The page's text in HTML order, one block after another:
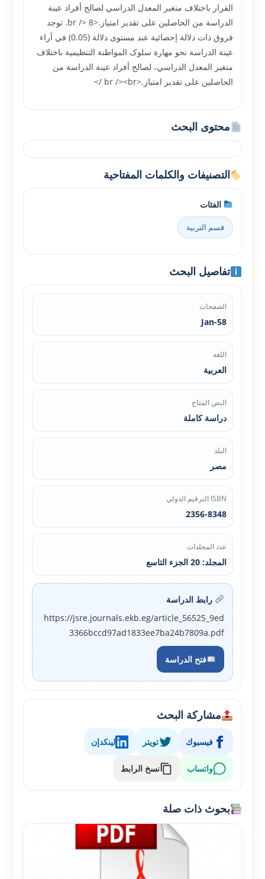
القرار باختلاف متغير المعدل الدراسي لصالح أفراد عينة
الدراسة من الحاصلين على تقدير امتياز.<br /> 8. توجد
فروق ذات دلالة إحصائية عند مستوى دلالة (0.05) في آراء
عينة الدراسة نحو مهارة سلوک المواطنة التنظيمية باختلاف
متغير المعدل الدراسي، لصالح أفراد عينة الدراسة من
الحاصلين على تقدير امتياز.<br /><br />
محتوى البحث
التصنيفات والكلمات المفتاحية
الفئات
قسم التربية
تفاصيل البحث
الصفحات
Jan-58
اللغة
العربية
النص المتاح
دراسة كاملة
البلد
مصر
ISBN الترقيم الدولي
2356-8348
عدد المجلدات
المجلد: 20 الجزء التاسع
رابط الدراسة
https://jsre.journals.ekb.eg/article_56525_9ed
3366bccd97ad1833ee7ba24b7809a.pdf
فتح الدراسة
مشاركة البحث
فيسبوك تويتر لينكدإن
واتساب نسخ الرابط
بحوث ذات صلة